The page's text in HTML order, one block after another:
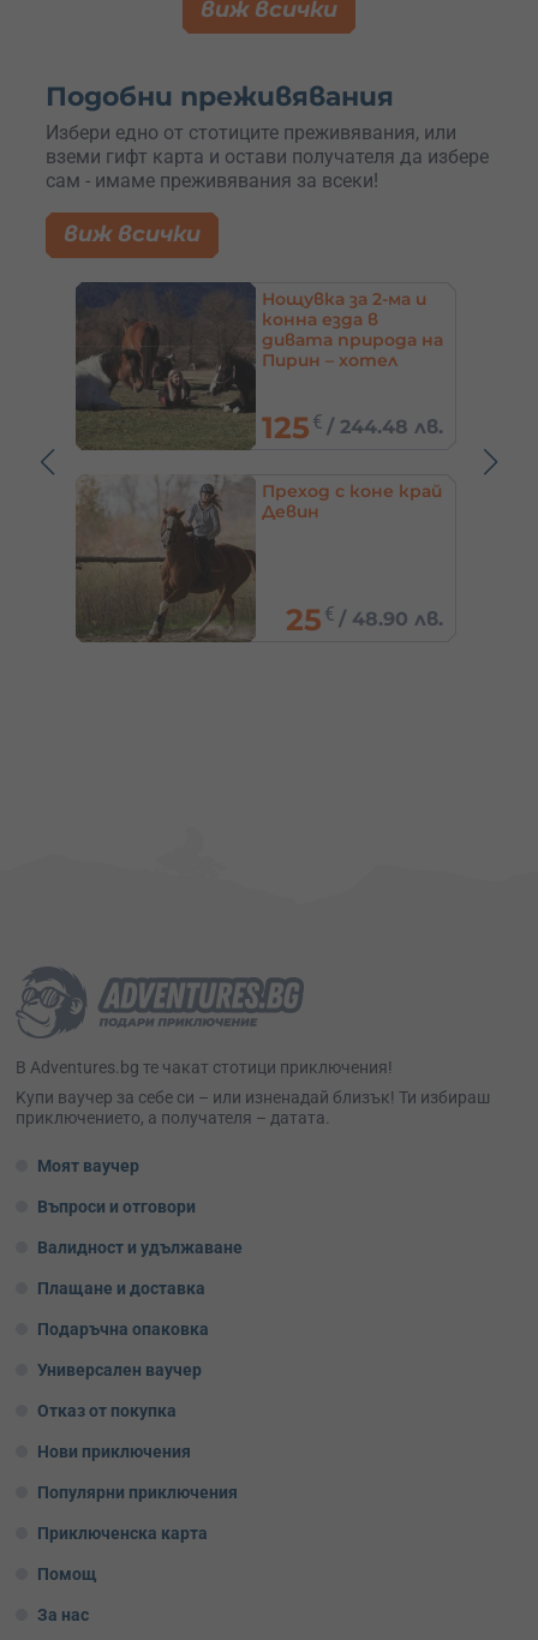
виж всички
Подобни преживявания
Избери едно от стотиците преживявания, или
вземи гифт карта и остави получателя да избере
сам - имаме преживявания за всеки!
виж всички
Урок по езда или
преход на кон +
почивка в къща за
гости – с.
110 € /215.15 лв.
Конна езда за 1-4
души на Витоша –
45€ / 88.01 лв.
В Adventures.bg те чакат стотици приключения!
Kупи ваучер за себе си – или изненадай близък! Ти избираш
приключението, а получателя – датата.
Моят ваучер
Въпроси и отговори
Валидност и удължаване
Плащане и доставка
Подаръчна опаковка
Универсален ваучер
Отказ от покупка
Нови приключения
Популярни приключения
Приключенска карта
Помощ
За нас